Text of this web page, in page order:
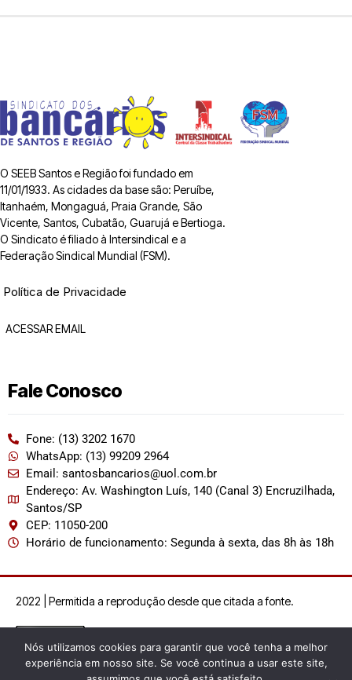
O SEEB Santos e Região foi fundado em
11/01/1933. As cidades da base são: Peruíbe,
Itanhaém, Mongaguá, Praia Grande, São
Vicente, Santos, Cubatão, Guarujá e Bertioga.
O Sindicato é filiado à Intersindical e a
Federação Sindical Mundial (FSM).
Política de Privacidade
ACESSAR EMAIL
Fale Conosco
Fone: (13) 3202 1670
WhatsApp: (13) 99209 2964
Email: santosbancarios@uol.com.br
Endereço: Av. Washington Luís, 140 (Canal 3) Encruzilhada,
Santos/SP
CEP: 11050-200
Horário de funcionamento: Segunda à sexta, das 8h às 18h
2022 | Permitida a reprodução desde que citada a fonte.
Nós utilizamos cookies para garantir que você tenha a melhor
experiência em nosso site. Se você continua a usar este site,